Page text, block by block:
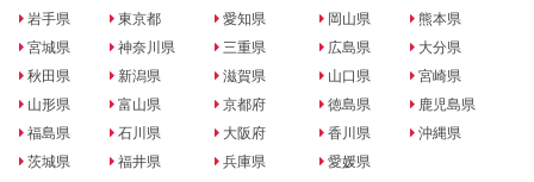
岩手県
宮城県
秋田県
山形県
福島県
茨城県
東京都
神奈川県
新潟県
富山県
石川県
福井県
愛知県
三重県
滋賀県
京都府
大阪府
兵庫県
岡山県
広島県
山口県
徳島県
香川県
愛媛県
熊本県
大分県
宮崎県
鹿児島県
沖縄県